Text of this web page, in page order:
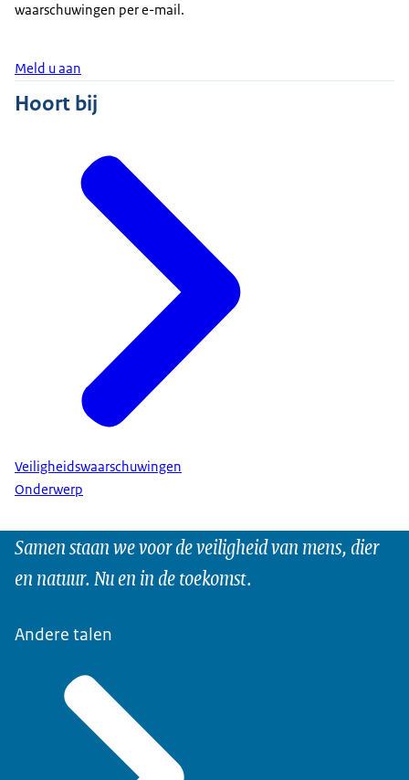
waarschuwingen per e-mail.
Meld u aan
Hoort bij
Veiligheidswaarschuwingen
Onderwerp
Samen staan we voor de veiligheid van mens, dier
en natuur. Nu en in de toekomst.
Andere talen